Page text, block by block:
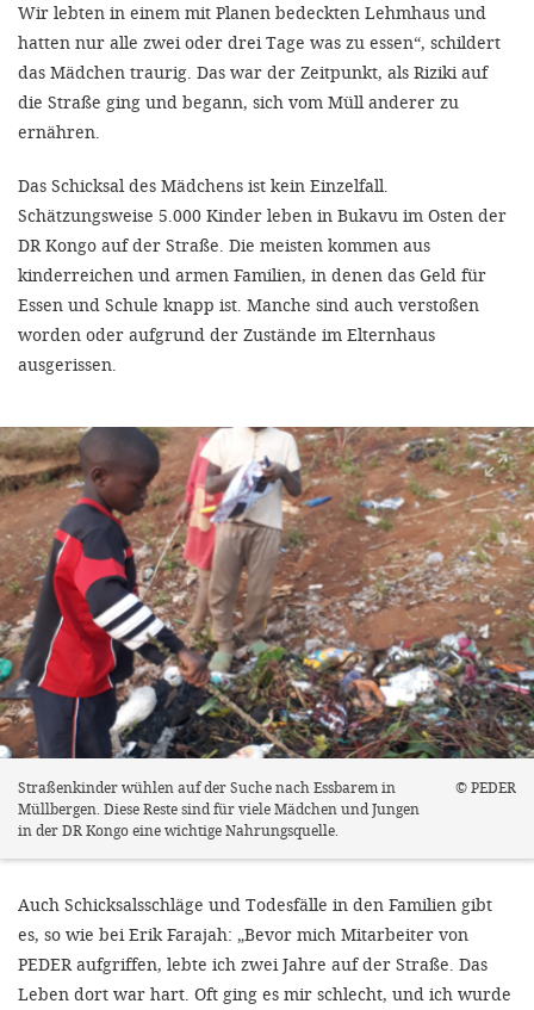
Wir lebten in einem mit Planen bedeckten Lehmhaus und
hatten nur alle zwei oder drei Tage was zu essen“, schildert
das Mädchen traurig. Das war der Zeitpunkt, als Riziki auf
die Straße ging und begann, sich vom Müll anderer zu
ernähren.
Das Schicksal des Mädchens ist kein Einzelfall.
Schätzungsweise 5.000 Kinder leben in Bukavu im Osten der
DR Kongo auf der Straße. Die meisten kommen aus
kinderreichen und armen Familien, in denen das Geld für
Essen und Schule knapp ist. Manche sind auch verstoßen
worden oder aufgrund der Zustände im Elternhaus
ausgerissen.
Straßenkinder wühlen auf der Suche nach Essbarem in
Müllbergen. Diese Reste sind für viele Mädchen und Jungen
in der DR Kongo eine wichtige Nahrungsquelle.
© PEDER
Auch Schicksalsschläge und Todesfälle in den Familien gibt
es, so wie bei Erik Farajah: „Bevor mich Mitarbeiter von
PEDER aufgriffen, lebte ich zwei Jahre auf der Straße. Das
Leben dort war hart. Oft ging es mir schlecht, und ich wurde